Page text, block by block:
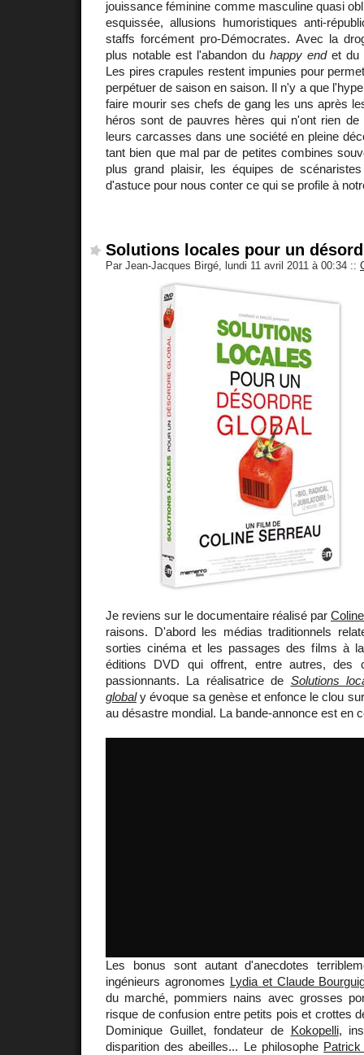
jouissance féminine comme masculine quasi
esquissée, allusions humoristiques anti-
staffs forcément pro-Démocrates. Avec la
plus notable est l'abandon du happy endet du
Les pires crapules restent impunies pour
perpétuer de saison en saison. Il n'y a que
faire mourir ses chefs de gang les uns après
héros sont de pauvres hères qui n'ont rien de
leurs carcasses dans une société en pleine
tant bien que mal par de petites combines
plus grand plaisir, les équipes de
d'astuce pour nous conter ce qui se profile à
Solutions locales pour un
Par Jean-Jacques Birgé, lundi 11 avril 2011 à 00:34 ::
Je reviens sur le documentaire réalisé par
raisons. D'abord les médias traditionnels
sorties cinéma et les passages des films à
éditions DVD qui offrent, entre autres, des
passionnants. La réalisatrice de Solutions
globaly évoque sa genèse et enfonce le clou
au désastre mondial. La bande-annonce est en
Les bonus sont autant d'anecdotes
ingénieurs agronomes Lydia et Claude
du marché, pommiers nains avec grosses
risque de confusion entre petits pois et crottes
Dominique Guillet, fondateur de Kokopelli,
disparition des abeilles... Le philosophe